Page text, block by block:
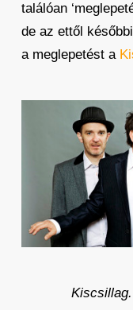
találóan
de az ettől
a meglepetést a